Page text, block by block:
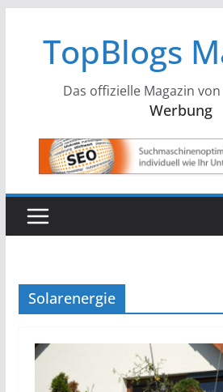
springenTopBlogs
Das offizielle Magazin
Werbung
Solarenergie